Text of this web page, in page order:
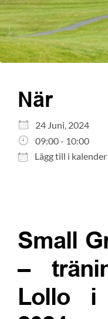
När
24 Juni, 2024
09:00 - 10:00
Lägg till i kalender
Ladda ner ICS
iCalendar
Office 365
Small
–
Lollo i